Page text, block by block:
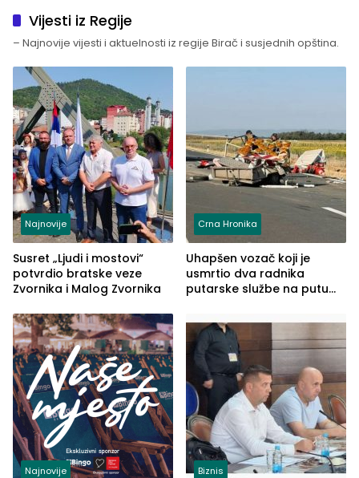
Vijesti iz Regije
– Najnovije vijesti i aktuelnosti iz regije Birač i susjednih opština.
Najnovije
Susret „Ljudi i mostovi“
potvrdio bratske veze
Zvornika i Malog Zvornika
Crna Hronika
Uhapšen vozač koji je
usmrtio dva radnika
putarske službe na putu
(FOTO)
Najnovije Biznis